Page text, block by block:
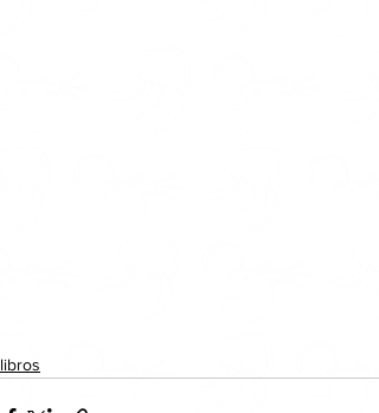
libros